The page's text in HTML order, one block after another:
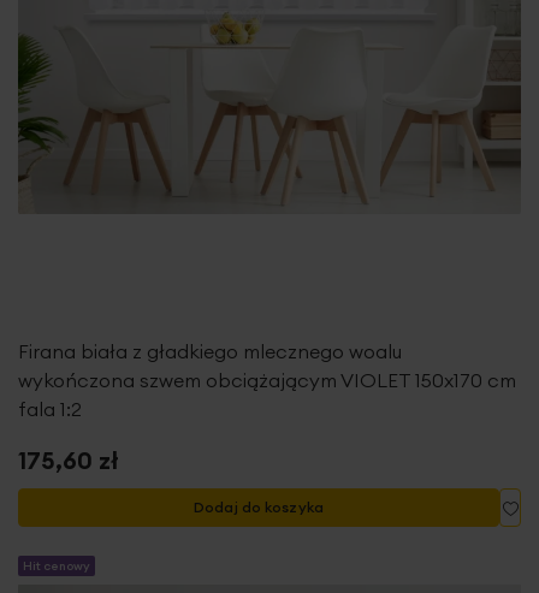
Firana biała z gładkiego mlecznego woalu
wykończona szwem obciążającym VIOLET 150x170 cm
fala 1:2
175,60 zł
Dodaj do koszyka
Hit cenowy